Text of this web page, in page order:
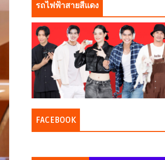
รถไฟฟ้าสายสีแดง
FACEBOOK